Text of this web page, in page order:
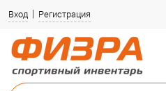
Вход Регистрация